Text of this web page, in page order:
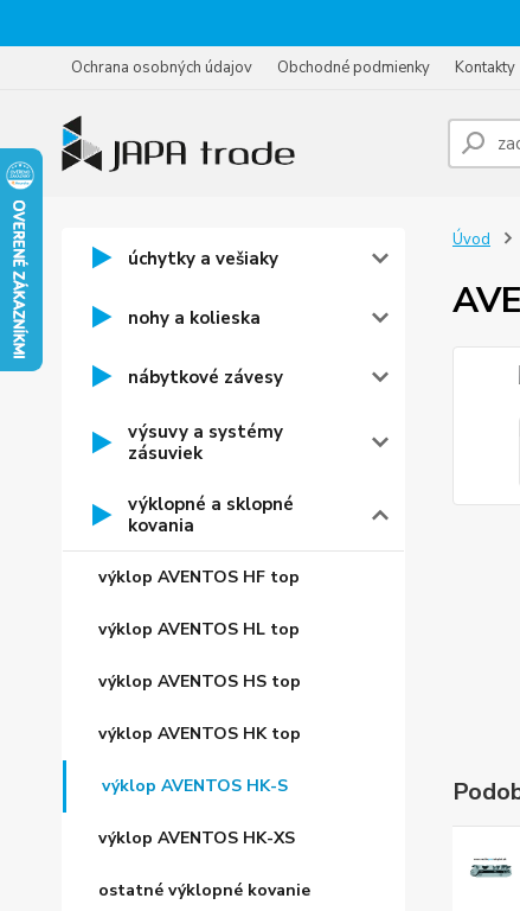
Ochrana osobných údajov Obchodné podmienky Kontakty
úchytky a vešiaky
nohy a kolieska
nábytkové závesy
výsuvy a systémy
zásuviek
výklopné a sklopné
kovania
výklop AVENTOS HF top
výklop AVENTOS HL top
výklop AVENTOS HS top
výklop AVENTOS HK top
výklop AVENTOS HK-S
výklop AVENTOS HK-XS
ostatné výklopné kovanie
Úvod